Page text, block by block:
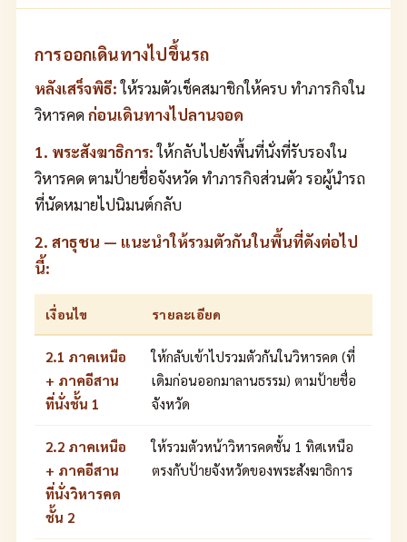
การออกเดินทางไปขึ้นรถ
หลังเสร็จพิธี:ให้รวมตัวเช็คสมาชิกให้ครบ ทำภารกิจใน
วิหารคดก่อนเดินทางไปลานจอด
1. พระสังฆาธิการ:ให้กลับไปยังพื้นที่นั่งที่รับรองใน
วิหารคด ตามป้ายชื่อจังหวัด ทำภารกิจส่วนตัว รอผู้นำรถ
ที่นัดหมายไปนิมนต์กลับ
2. สาธุชน — แนะนำให้รวมตัวกันในพื้นที่ดังต่อไป
นี้:
เงื่อนไข รายละเอียด
2.1 ภาคเหนือ
+ ภาคอีสาน
ที่นั่งชั้น 1
ให้กลับเข้าไปรวมตัวกันในวิหารคด (ที่
เดิมก่อนออกมาลานธรรม) ตามป้ายชื่อ
จังหวัด
2.2 ภาคเหนือ
+ ภาคอีสาน
ที่นั่งวิหารคด
ชั้น 2
ให้รวมตัวหน้าวิหารคดชั้น 1 ทิศเหนือ
ตรงกับป้ายจังหวัดของพระสังฆาธิการ